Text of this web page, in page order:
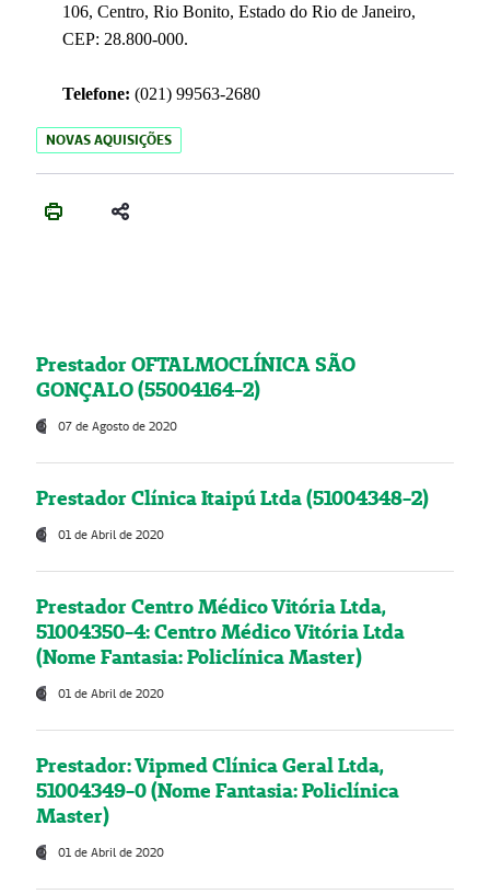
106, Centro, Rio Bonito, Estado do Rio de Janeiro,
CEP: 28.800-000.
Telefone: (021) 99563-2680
NOVAS AQUISIÇÕES
Prestador OFTALMOCLÍNICA SÃO
GONÇALO (55004164-2)
07 de Agosto de 2020
Prestador Clínica Itaipú Ltda (51004348-2)
01 de Abril de 2020
Prestador Centro Médico Vitória Ltda,
51004350-4: Centro Médico Vitória Ltda
(Nome Fantasia: Policlínica Master)
01 de Abril de 2020
Prestador: Vipmed Clínica Geral Ltda,
51004349-0 (Nome Fantasia: Policlínica
Master)
01 de Abril de 2020